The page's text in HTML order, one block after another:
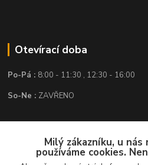
Otevírací doba
Po-Pá : 8:00 - 11:30 , 12:30 - 16:00
So-Ne : ZAVŘENO
KontaktMilý zákazníku, u
používáme cookies.